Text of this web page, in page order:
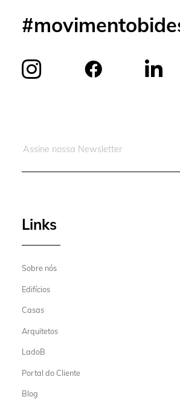
Links
Sobre nós
Edifícios
Casas
Arquitetos
LadoB
Portal do Cliente
Blog